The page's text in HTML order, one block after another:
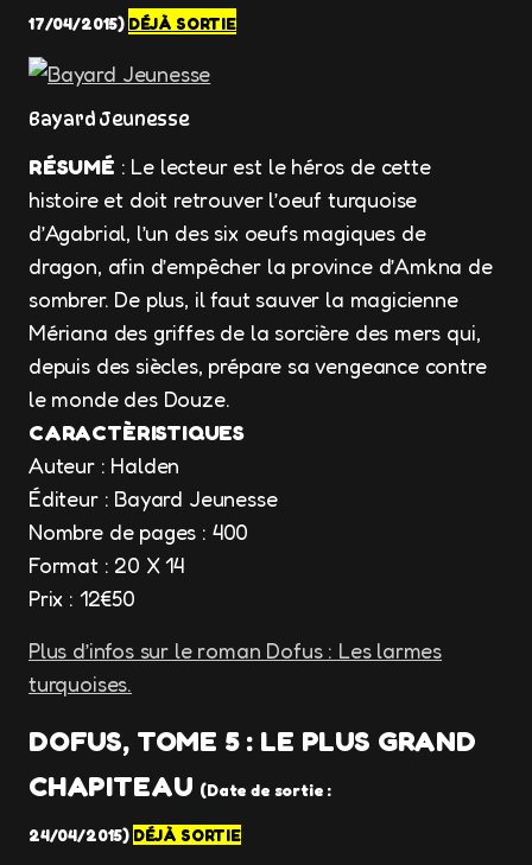
17/04/2015) DÉJÀ SORTIE
Bayard Jeunesse
RÉSUMÉ : Le lecteur est le héros de cette
histoire et doit retrouver l’oeuf turquoise
d’Agabrial, l’un des six oeufs magiques de
dragon, afin d’empêcher la province d’Amkna de
sombrer. De plus, il faut sauver la magicienne
Mériana des griffes de la sorcière des mers qui,
depuis des siècles, prépare sa vengeance contre
le monde des Douze.
CARACTÈRISTIQUES
Auteur : Halden
Éditeur : Bayard Jeunesse
Nombre de pages : 400
Format : 20 X 14
Prix : 12€50
Plus d’infos sur le roman Dofus : Les larmes
turquoises.
DOFUS, TOME 5 : LE PLUS GRAND
CHAPITEAU (Date de sortie :
24/04/2015) DÉJÀ SORTIE